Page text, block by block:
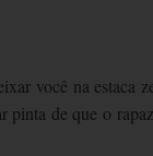
você na estaca
pinta de que o